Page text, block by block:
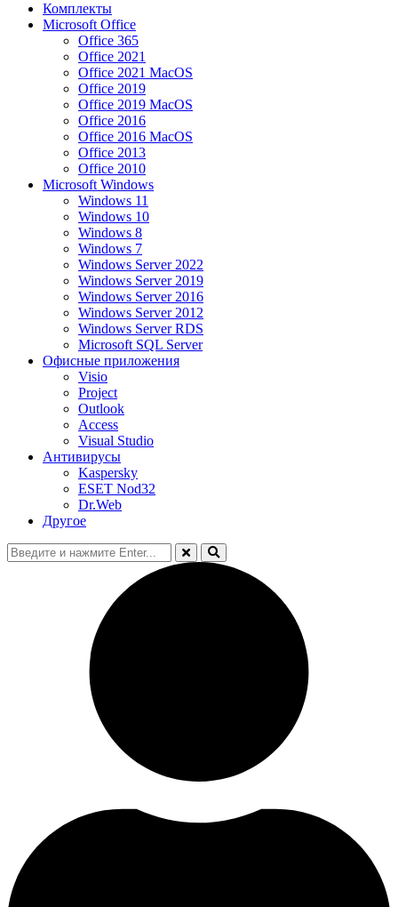
Комплекты
Microsoft Office
Office 365
Office 2021
Office 2021 MacOS
Office 2019
Office 2019 MacOS
Office 2016
Office 2016 MacOS
Office 2013
Office 2010
Microsoft Windows
Windows 11
Windows 10
Windows 8
Windows 7
Windows Server 2022
Windows Server 2019
Windows Server 2016
Windows Server 2012
Windows Server RDS
Microsoft SQL Server
Офисные приложения
Visio
Project
Outlook
Access
Visual Studio
Антивирусы
Kaspersky
ESET Nod32
Dr.Web
Другое